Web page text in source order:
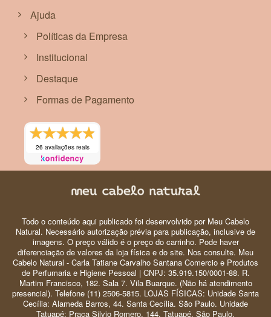
Ajuda
Políticas da Empresa
Institucional
Destaque
Formas de Pagamento
26 avaliações reais
Todo o conteúdo aqui publicado foi desenvolvido por Meu Cabelo
Natural. Necessário autorização prévia para publicação, inclusive de
imagens. O preço válido é o preço do carrinho. Pode haver
diferenciação de valores da loja física e do site. Nos consulte. Meu
Cabelo Natural - Carla Tatiane Carvalho Santana Comercio e Produtos
de Perfumaria e Higiene Pessoal | CNPJ: 35.919.150/0001-88. R.
Martim Francisco, 182. Sala 7. Vila Buarque. (Não há atendimento
presencial). Telefone (11) 2506-5815. LOJAS FÍSICAS: Unidade Santa
Cecília: Alameda Barros, 44. Santa Cecília. São Paulo. Unidade
Tatuapé: Praça Silvio Romero, 144. Tatuapé. São Paulo.